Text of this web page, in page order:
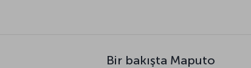
Bir bakışta Maputo